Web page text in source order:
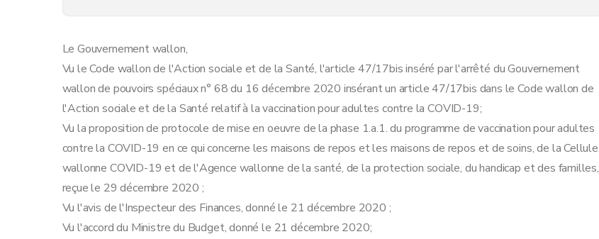
Le Gouvernement wallon,
Vu le Code wallon de l'Action sociale et de la Santé, l'article 47/17bis inséré par l'arrêté du Gouvernement
wallon de pouvoirs spéciaux n° 68 du 16 décembre 2020 insérant un article 47/17bis dans le Code wallon de
l'Action sociale et de la Santé relatif à la vaccination pour adultes contre la COVID-19;
Vu la proposition de protocole de mise en oeuvre de la phase 1.a.1. du programme de vaccination pour adultes
contre la COVID-19 en ce qui concerne les maisons de repos et les maisons de repos et de soins, de la Cellule
wallonne COVID-19 et de l'Agence wallonne de la santé, de la protection sociale, du handicap et des familles,
reçue le 29 décembre 2020 ;
Vu l'avis de l'Inspecteur des Finances, donné le 21 décembre 2020 ;
Vu l'accord du Ministre du Budget, donné le 21 décembre 2020;